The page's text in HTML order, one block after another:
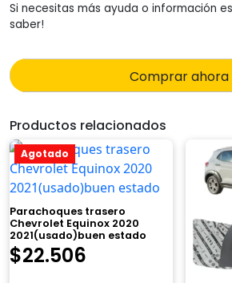
Si necesitas más ayuda o información
saber!
Comprar ahora
Productos relacionados
Agotado
Parachoques trasero
Chevrolet Equinox 2020
2021(usado)buen estado
$22.506